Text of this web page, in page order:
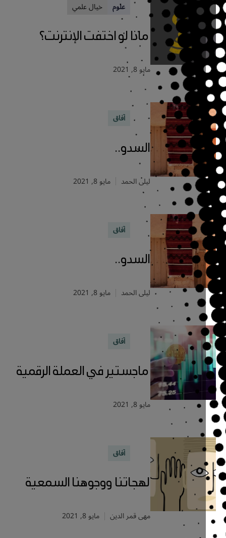
علوم خيال علمي
ماذا لو اختفت الإنترنت؟
مايو 8, 2021
آفاق
السدو..
ليلى الحمد مايو 8, 2021
السدو..
ليلى الحمد مايو 8, 2021
ماجستير في العملة الرقمية
مايو 8, 2021
لهجاتنا ووجوهنا السمعية
مهى قمر الدين مايو 8, 2021